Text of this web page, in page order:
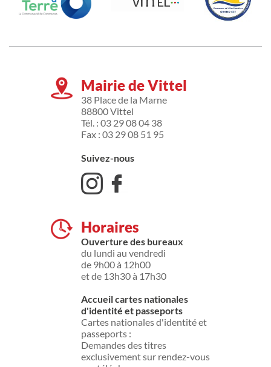
Mairie de Vittel
38 Place de la Marne
88800 Vittel
Tél. : 03 29 08 04 38
Fax : 03 29 08 51 95
Suivez-nous
Horaires
Ouverture des bureaux
du lundi au vendredi
de 9h00 à 12h00
et de 13h30 à 17h30
Accueil cartes nationales
d'identité et passeports
Cartes nationales d'identité et
passeports :
Demandes des titres
exclusivement sur rendez-vous